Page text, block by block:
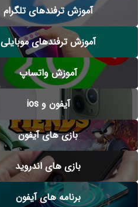
آموزش ترفندهای تلگرام
آموزش ترفندهای موبایلی
آموزش واتساپ
آیفون و ios
بازی های آیفون
بازی های اندروید
برنامه های آیفون